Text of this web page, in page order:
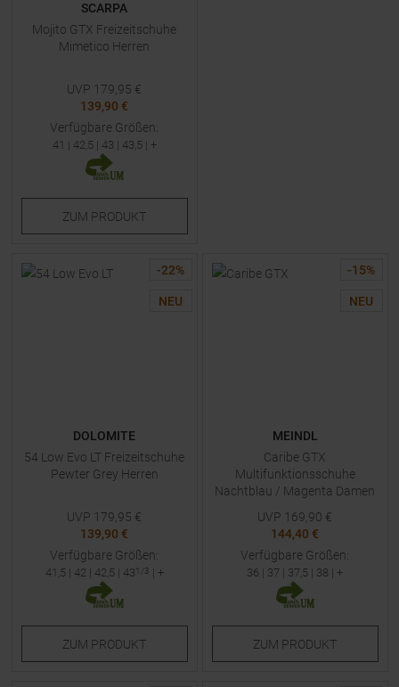
SCARPA
Mojito GTX Freizeitschuhe
Mimetico Herren
UVP 179,95 €
139,90 €
Verfügbare Größen:
41 | 42,5 | 43 | 43,5 | +
ZUM PRODUKT
-22%
NEU
DOLOMITE
54 Low Evo LT Freizeitschuhe
Pewter Grey Herren
UVP 179,95 €
139,90 €
Verfügbare Größen:
41,5 | 42| 42,5 | 431/3 | +
ZUM PRODUKT
-15%
NEU
MEINDL
Caribe GTX
Multifunktionsschuhe
Nachtblau / Magenta Damen
UVP 169,90 €
144,40 €
Verfügbare Größen:
36 | 37 | 37,5 | 38 | +
ZUM PRODUKT